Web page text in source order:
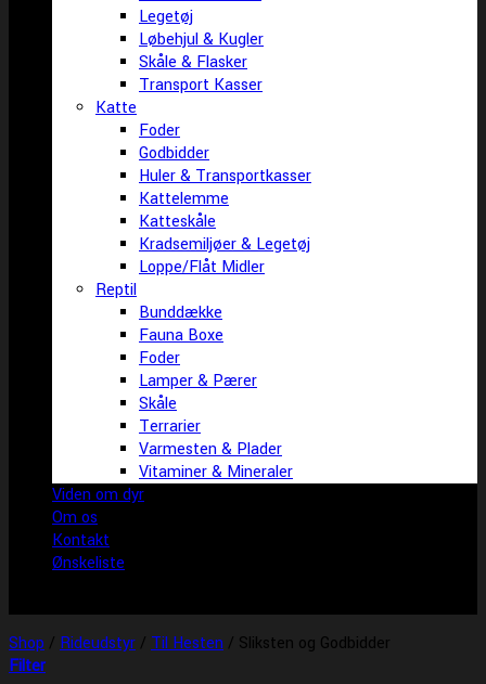
Legetøj
Løbehjul & Kugler
Skåle & Flasker
Transport Kasser
Katte
Foder
Godbidder
Huler & Transportkasser
Kattelemme
Katteskåle
Kradsemiljøer & Legetøj
Loppe/Flåt Midler
Reptil
Bunddække
Fauna Boxe
Foder
Lamper & Pærer
Skåle
Terrarier
Varmesten & Plader
Vitaminer & Mineraler
Viden om dyr
Om os
Kontakt
Ønskeliste
Shop / Rideudstyr / Til Hesten / Sliksten og Godbidder
Filter